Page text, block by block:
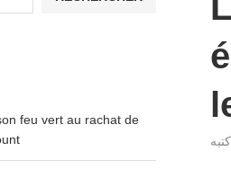
feu vert au rachat de